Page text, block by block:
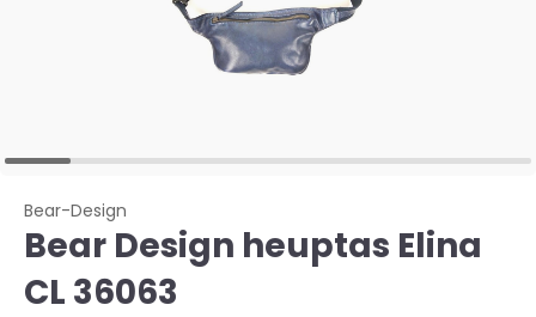
Bear-Design
Bear Design heuptas Elina
CL 36063